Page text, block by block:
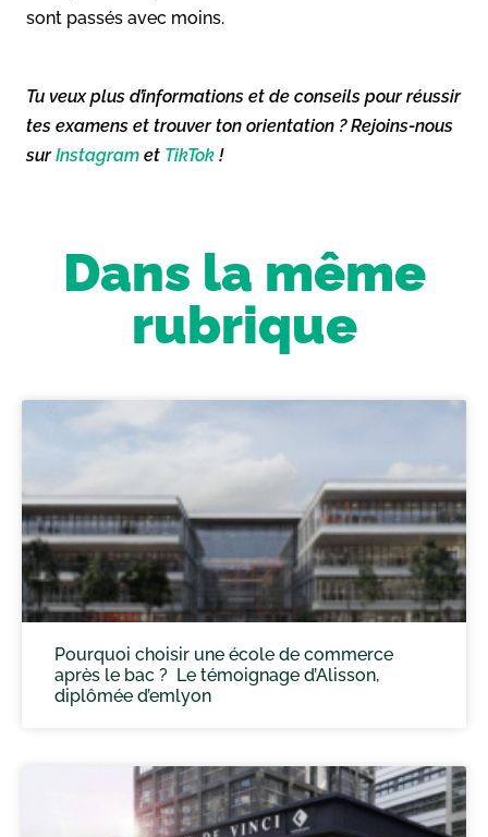
sont passés avec moins.
Tu veux plus d’informations et de conseils pour réussir
tes examens et trouver ton orientation ? Rejoins-nous
surInstagram et TikTok !
Dans la même
rubrique
Pourquoi choisir une école de commerce
après le bac ? Le témoignage d’Alisson,
diplômée d’emlyon